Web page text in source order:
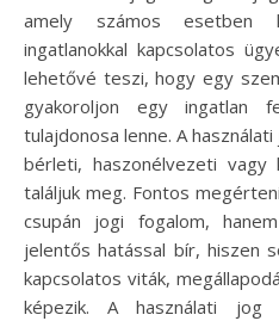
amely számos esetben
ingatlanokkal kapcsolatos
lehetővé teszi, hogy egy
gyakoroljon egy ingatlan
tulajdonosa lenne. A
bérleti, haszonélvezeti vagy
találjuk meg. Fontos
csupán jogi fogalom,
jelentős hatással bír, hiszen
kapcsolatos viták,
képezik. A használati jog